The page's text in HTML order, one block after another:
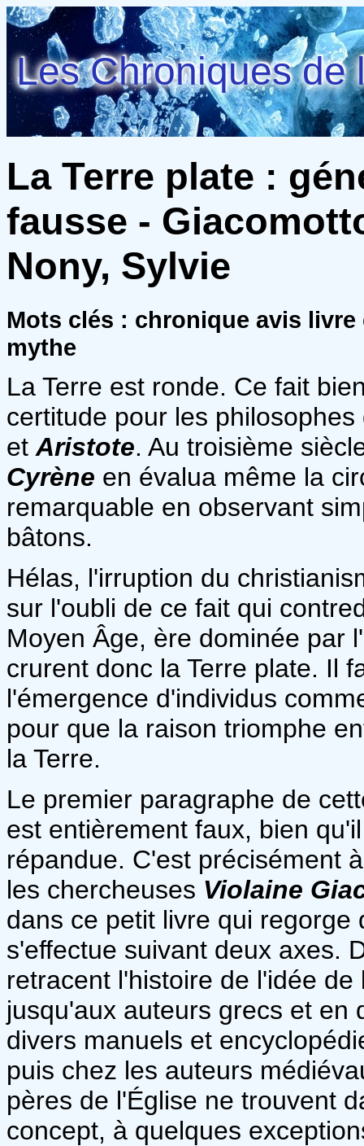
Les Chroniques de
La Terre plate :
fausse -
Nony, Sylvie
Mots clés : chronique avis
mythe
La Terre est ronde. Ce fait
certitude pour les
et Aristote. Au troisième
Cyrène en évalua même la
remarquable en observant
bâtons.
Hélas, l'irruption du
sur l'oubli de ce fait qui
Moyen Âge, ère dominée par
crurent donc la Terre plate. Il
l'émergence d'individus
pour que la raison triomphe
la Terre.
Le premier paragraphe de
est entièrement faux, bien
répandue. C'est précisément
les chercheuses Violaine
dans ce petit livre qui
s'effectue suivant deux axes.
retracent l'histoire de l'idée
jusqu'aux auteurs grecs et en
divers manuels et
puis chez les auteurs
pères de l'Église ne trouvent
concept, à quelques